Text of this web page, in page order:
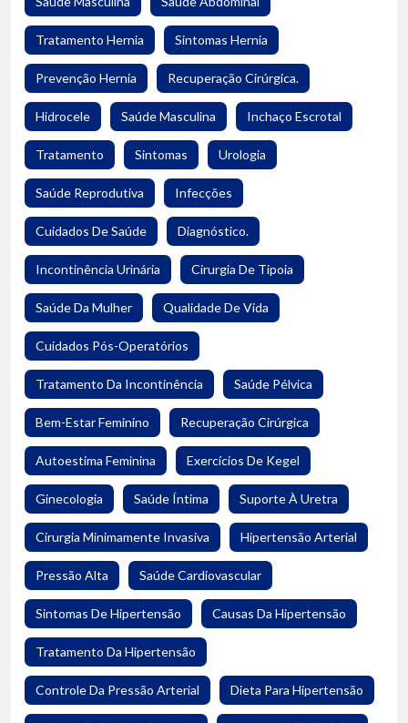
Tratamento Hernia Sintomas Hernia
Prevenção Hernia Recuperação Cirúrgica.
Hidrocele Saúde Masculina Inchaço Escrotal
Tratamento Sintomas Urologia
Saúde Reprodutiva Infecções
Cuidados De Saúde Diagnóstico.
Incontinência Urinária Cirurgia De Tipoia
Saúde Da Mulher Qualidade De Vida
Cuidados Pós-Operatórios
Tratamento Da Incontinência Saúde Pélvica
Bem-Estar Feminino Recuperação Cirúrgica
Autoestima Feminina Exercícios De Kegel
Ginecologia Saúde Íntima Suporte À Uretra
Cirurgia Minimamente Invasiva Hipertensão Arterial
Pressão Alta Saúde Cardiovascular
Sintomas De Hipertensão Causas Da Hipertensão
Tratamento Da Hipertensão
Controle Da Pressão Arterial Dieta Para Hipertensão